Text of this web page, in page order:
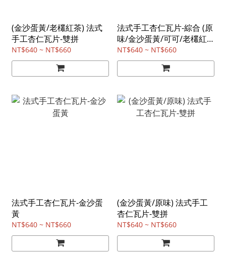
(金沙蛋黃/老欉紅茶) 法式
手工杏仁瓦片-雙拼
NT$640 ~ NT$660
法式手工杏仁瓦片-綜合 (原
味/金沙蛋黃/可可/老欉紅
茶)
NT$640 ~ NT$660
法式手工杏仁瓦片-金沙蛋
黃
NT$640 ~ NT$660
(金沙蛋黃/原味) 法式手工
杏仁瓦片-雙拼
NT$640 ~ NT$660